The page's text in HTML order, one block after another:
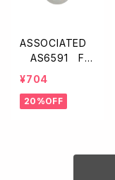
ASSOCIATED
AS6591 FT
デフルーブ
¥704
20%OFF